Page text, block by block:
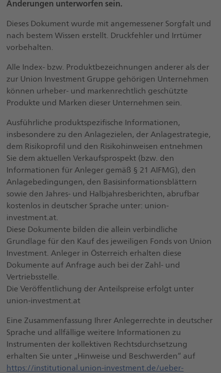
Änderungen unterworfen sein.
Dieses Dokument wurde mit angemessener Sorgfalt und
nach bestem Wissen erstellt. Druckfehler und Irrtümer
vorbehalten.
Alle Index- bzw. Produktbezeichnungen anderer als der
zur Union Investment Gruppe gehörigen Unternehmen
können urheber- und markenrechtlich geschützte
Produkte und Marken dieser Unternehmen sein.
Ausführliche produktspezifische Informationen,
insbesondere zu den Anlagezielen, der Anlagestrategie,
dem Risikoprofil und den Risikohinweisen entnehmen
Sie dem aktuellen Verkaufsprospekt (bzw. den
Informationen für Anleger gemäß § 21 AIFMG), den
Anlagebedingungen, den Basisinformationsblättern
sowie den Jahres- und Halbjahresberichten, abrufbar
kostenlos in deutscher Sprache unter: union-
investment.at.
Diese Dokumente bilden die allein verbindliche
Grundlage für den Kauf des jeweiligen Fonds von Union
Investment. Anleger in Österreich erhalten diese
Dokumente auf Anfrage auch bei der Zahl- und
Vertriebsstelle.
Die Veröffentlichung der Anteilspreise erfolgt unter
union-investment.at
Eine Zusammenfassung Ihrer Anlegerrechte in deutscher
Sprache und allfällige weitere Informationen zu
Instrumenten der kollektiven Rechtsdurchsetzung
erhalten Sie unter „Hinweise und Beschwerden“ auf
https://institutional.union-investment.de/ueber-